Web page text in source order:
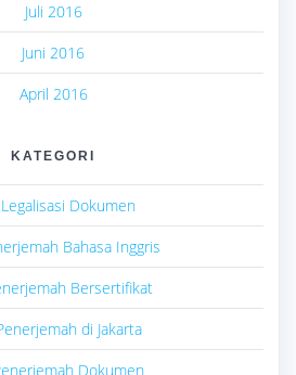
Juli 2016
Juni 2016
April 2016
KATEGORI
Legalisasi Dokumen
Bahasa Inggris
Bersertifikat
di Jakarta
Dokumen